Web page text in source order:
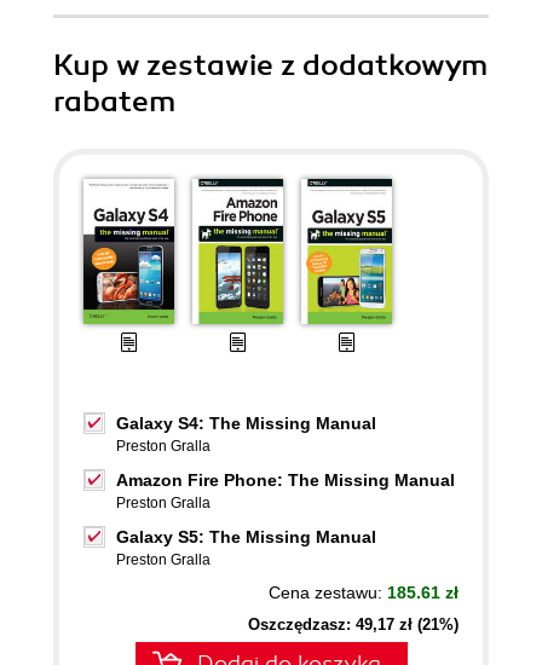
Kup w zestawie z dodatkowym
rabatem
Galaxy S4: The Missing Manual
Preston Gralla
Amazon Fire Phone: The Missing Manual
Preston Gralla
Galaxy S5: The Missing Manual
Preston Gralla
Cena zestawu: 185.61 zł
Oszczędzasz: 49,17 zł (21%)